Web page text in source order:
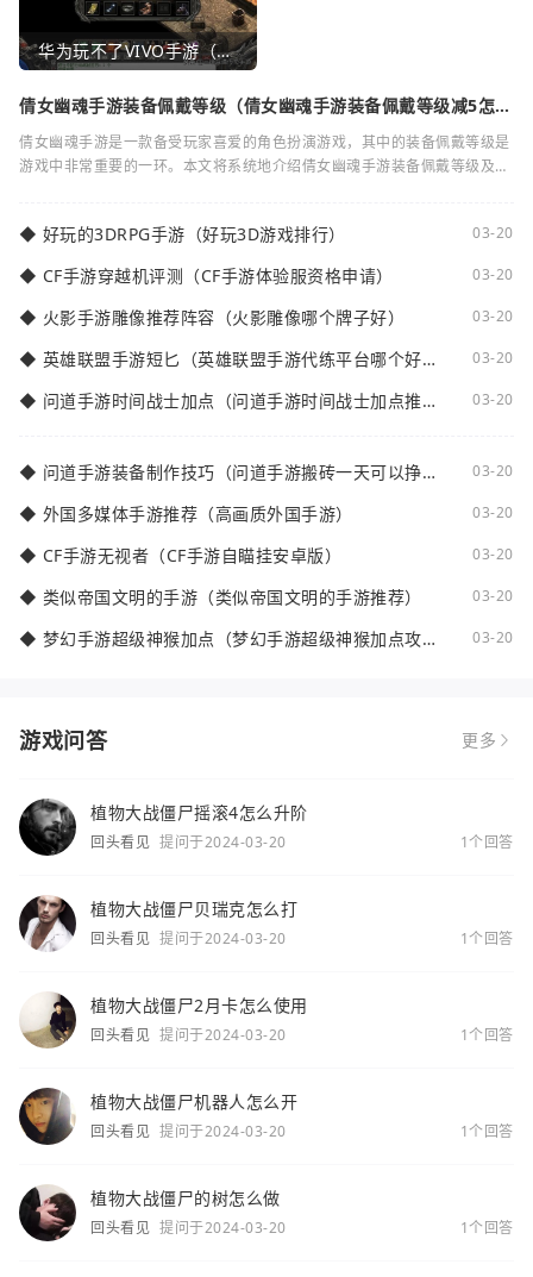
华为玩不了VIVO手游（华为玩不了VIVO手游怎么办）
倩女幽魂手游装备佩戴等级（倩女幽魂手游装备佩戴等级减5怎么
倩女幽魂手游是一款备受玩家喜爱的角色扮演游戏，其中的装备佩戴等级是
游戏中非常重要的一环。本文将系统地介绍倩女幽魂手游装备佩戴等级及其
◆ 好玩的3DRPG手游（好玩3D游戏排行） 03-20
◆ CF手游穿越机评测（CF手游体验服资格申请） 03-20
◆ 火影手游雕像推荐阵容（火影雕像哪个牌子好） 03-20
◆ 英雄联盟手游短匕（英雄联盟手游代练平台哪个好
03-20
◆ 问道手游时间战士加点（问道手游时间战士加点推
03-20
◆ 问道手游装备制作技巧（问道手游搬砖一天可以挣多
03-20
◆ 外国多媒体手游推荐（高画质外国手游） 03-20
◆ CF手游无视者（CF手游自瞄挂安卓版） 03-20
◆ 类似帝国文明的手游（类似帝国文明的手游推荐） 03-20
◆ 梦幻手游超级神猴加点（梦幻手游超级神猴加点攻
03-20
游戏问答 更多
植物大战僵尸摇滚4怎么升阶
回头看见 提问于2024-03-20 1个回答
植物大战僵尸贝瑞克怎么打
回头看见 提问于2024-03-20 1个回答
植物大战僵尸2月卡怎么使用
回头看见 提问于2024-03-20 1个回答
植物大战僵尸机器人怎么开
回头看见 提问于2024-03-20 1个回答
植物大战僵尸的树怎么做
回头看见 提问于2024-03-20 1个回答